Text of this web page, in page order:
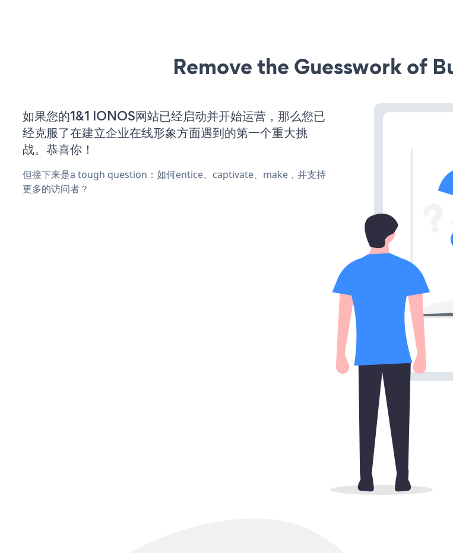
Remove the Guesswork of
如果您的1&1 IONOS网站已经启动并开始运营，那么您已
经克服了在建立企业在线形象方面遇到的第一个重大挑
战。恭喜你！
但接下来是a tough question：如何entice、captivate、make，并支持
更多的访问者？